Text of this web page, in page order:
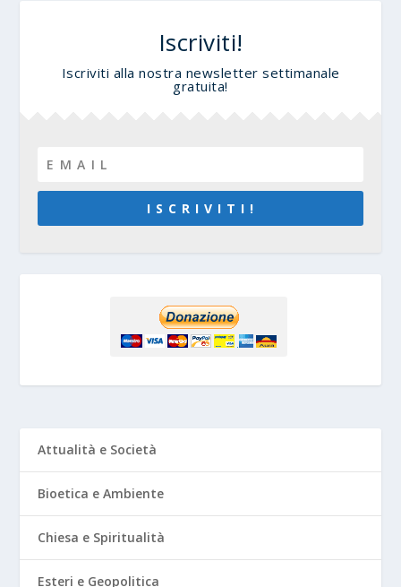
Iscriviti!
Iscriviti alla nostra newsletter settimanale
gratuita!
I S C R I V I T I !
Attualità e Società
Bioetica e Ambiente
Chiesa e Spiritualità
Esteri e Geopolitica